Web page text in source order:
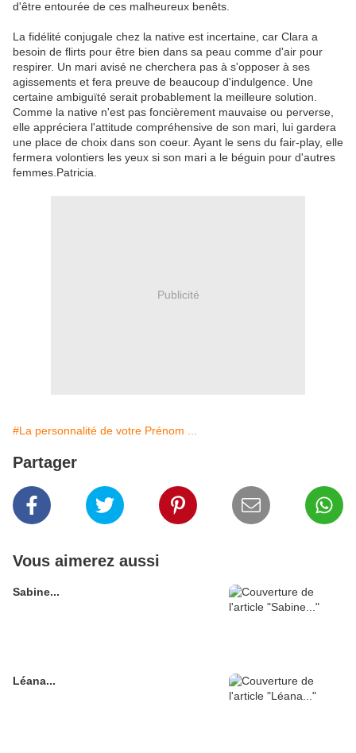
d'être entourée de ces malheureux benêts.
La fidélité conjugale chez la native est incertaine, car Clara a
besoin de flirts pour être bien dans sa peau comme d'air pour
respirer. Un mari avisé ne cherchera pas à s'opposer à ses
agissements et fera preuve de beaucoup d'indulgence. Une
certaine ambiguïté serait probablement la meilleure solution.
Comme la native n'est pas foncièrement mauvaise ou perverse,
elle appréciera l'attitude compréhensive de son mari, lui gardera
une place de choix dans son coeur. Ayant le sens du fair-play, elle
fermera volontiers les yeux si son mari a le béguin pour d'autres
femmes.Patricia.
Publicité
#La personnalité de votre Prénom ...
Partager
Vous aimerez aussi
Sabine...
Léana...